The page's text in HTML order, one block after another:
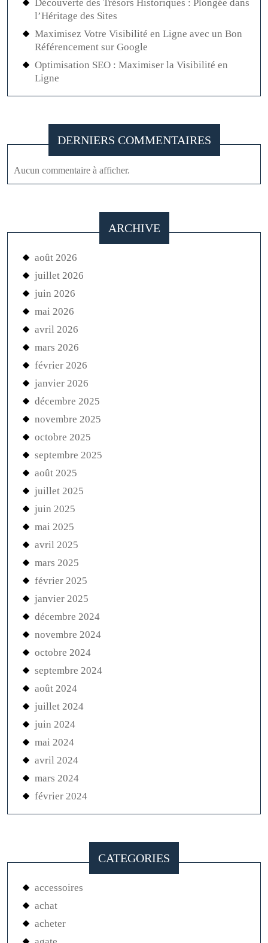
Découverte des Trésors Historiques : Plongée dans
l’Héritage des Sites
Maximisez Votre Visibilité en Ligne avec un Bon
Référencement sur Google
Optimisation SEO : Maximiser la Visibilité en
Ligne
DERNIERS COMMENTAIRES
Aucun commentaire à afficher.
ARCHIVE
août 2026
juillet 2026
juin 2026
mai 2026
avril 2026
mars 2026
février 2026
janvier 2026
décembre 2025
novembre 2025
octobre 2025
septembre 2025
août 2025
juillet 2025
juin 2025
mai 2025
avril 2025
mars 2025
février 2025
janvier 2025
décembre 2024
novembre 2024
octobre 2024
septembre 2024
août 2024
juillet 2024
juin 2024
mai 2024
avril 2024
mars 2024
février 2024
CATEGORIES
accessoires
achat
acheter